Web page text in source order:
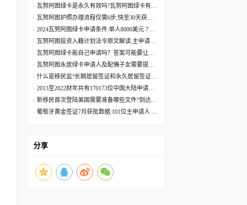
移除，而成为永久居民。
瓦努阿图绿卡是永久有效吗?瓦努阿图绿卡有效
期是多久?
瓦努阿图护照办理流程仅需6步,快至30天获批
60天收到原件
2024瓦努阿图绿卡申请条件:单人8000美元 7天
获批三周拿卡
瓦努阿图投资入籍计划法令原文解读,主申请人
捐献8万美元起
瓦努阿图绿卡能自己申请吗？答案可能要让您
失望了
瓦努阿图永居绿卡申请人及配偶子女需要提供
资料最全清单
什么是移民监?长期居留签证和永久居留签证有
什么区别?
2013至2022财年共有170173位中国大陆申请人
移民美国
新移民首次登陆美国需要准备哪些文件?到达美
国机场流程
葡萄牙黄金签证7月获批数据:101位主申请人 美
分享